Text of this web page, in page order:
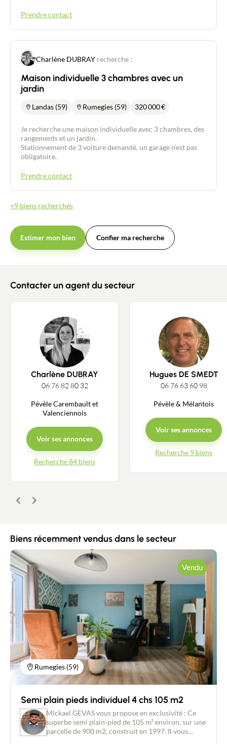
Prendre contact
Charlène DUBRAY recherche :
Maison individuelle 3 chambres avec un
jardin
Landas (59) Rumegies (59) 320 000€
Je recherche une maison individuelle avec 3 chambres, des
rangements et un jardin.
Stationnement de 3 voiture demandé, un garage n'est pas
obligatoire.
Prendre contact
+9 biens recherchés
Estimer mon bien Confier ma recherche
Contacter un agent du secteur
Charlène DUBRAY
06 76 82 80 32
Pévèle Carembault et
Valenciennois
Voir ses annonces
Recherche 84 biens
Hugues DE SMEDT
06 76 63 60 98
Pévèle & Mélantois
Voir ses annonces
Recherche 9 biens
Précédent
Suivant
Biens récemment vendus dans le secteur
Rumegies (59)
Vendu
Semi plain pieds individuel 4 chs 105 m2
Mickael GEVAS vous propose en exclusivité : Ce
superbe semi plain-pied de 105 m² environ, sur une
parcelle de 900 m2, construit en 1997. Il vous